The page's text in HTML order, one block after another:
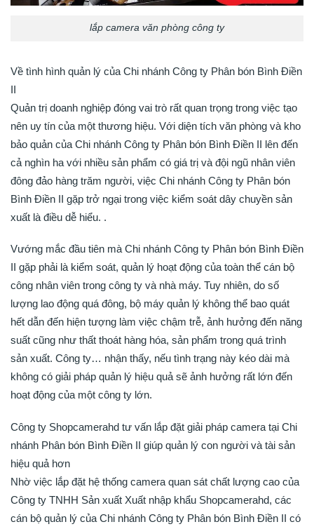
lắp camera văn phòng công ty
Về tình hình quản lý của Chi nhánh Công ty Phân bón Bình Điền
II
Quản trị doanh nghiệp đóng vai trò rất quan trọng trong việc tạo
nên uy tín của một thương hiệu. Với diện tích văn phòng và kho
bảo quản của Chi nhánh Công ty Phân bón Bình Điền II lên đến
cả nghìn ha với nhiều sản phẩm có giá trị và đội ngũ nhân viên
đông đảo hàng trăm người, việc Chi nhánh Công ty Phân bón
Bình Điền II gặp trở ngại trong việc kiểm soát dây chuyền sản
xuất là điều dễ hiểu. .
Vướng mắc đầu tiên mà Chi nhánh Công ty Phân bón Bình Điền
II gặp phải là kiểm soát, quản lý hoạt động của toàn thể cán bộ
công nhân viên trong công ty và nhà máy. Tuy nhiên, do số
lượng lao động quá đông, bộ máy quản lý không thể bao quát
hết dẫn đến hiện tượng làm việc chậm trễ, ảnh hưởng đến năng
suất cũng như thất thoát hàng hóa, sản phẩm trong quá trình
sản xuất. Công ty… nhận thấy, nếu tình trạng này kéo dài mà
không có giải pháp quản lý hiệu quả sẽ ảnh hưởng rất lớn đến
hoạt động của một công ty lớn.
Công ty Shopcamerahd tư vấn lắp đặt giải pháp camera tại Chi
nhánh Phân bón Bình Điền II giúp quản lý con người và tài sản
hiệu quả hơn
Nhờ việc lắp đặt hệ thống camera quan sát chất lượng cao của
Công ty TNHH Sản xuất Xuất nhập khẩu Shopcamerahd, các
cán bộ quản lý của Chi nhánh Công ty Phân bón Bình Điền II có